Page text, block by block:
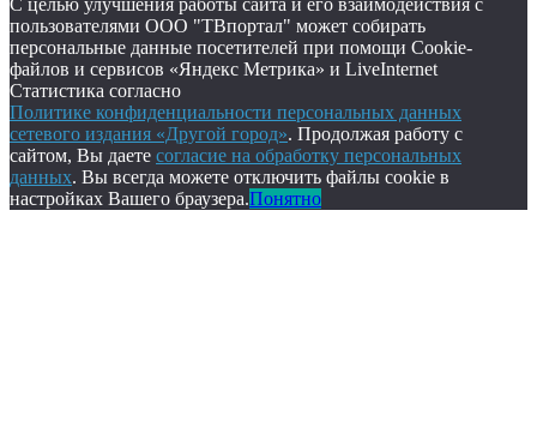
пользователями ООО "ТВпортал" может собирать
персональные данные посетителей при помощи Cookie-
файлов и сервисов «Яндекс Метрика» и LiveInternet
Статистика согласно
Политике конфиденциальности персональных данных
сетевого издания «Другой город». Продолжая работу с
сайтом, Вы даете согласие на обработку персональных
данных. Вы всегда можете отключить файлы cookie в
настройках Вашего браузера.Понятно